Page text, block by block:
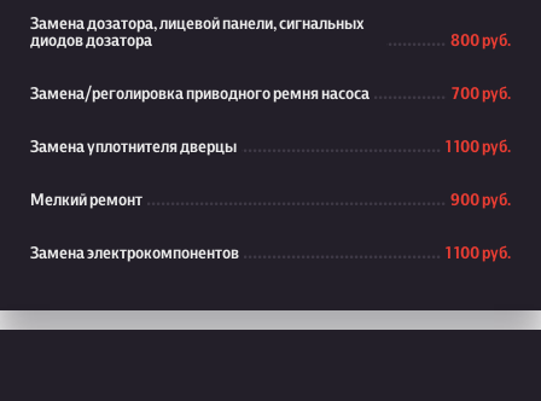
Замена дозатора, лицевой панели, сигнальных
диодов дозатора
800 руб.
Замена/реголировка приводного ремня насоса 700 руб.
Замена уплотнителя дверцы 1 100 руб.
Мелкий ремонт 900 руб.
Замена электрокомпонентов 1 100 руб.